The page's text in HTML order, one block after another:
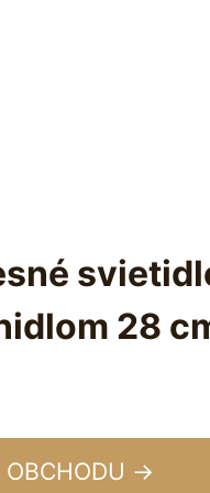
28
OBCHODU →